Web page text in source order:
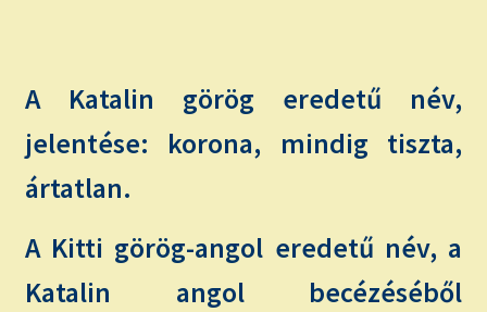
A Katalin görög eredetű név,
jelentése: korona, mindig tiszta,
ártatlan.
A Kitti görög-angol eredetű név, a
Katalin angol becézéséből